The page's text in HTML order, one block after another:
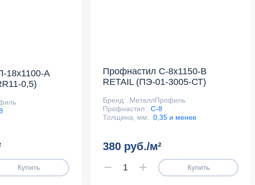
18x1100-A
0,5)
Купить
Профнастил С-8x1150-B
RETAIL (ПЭ-01-3005-СТ)
Бренд:
МеталлПрофиль
Профнастил: С-8
Толщина, мм: 0,35 и менее
380 руб./м²
Купить